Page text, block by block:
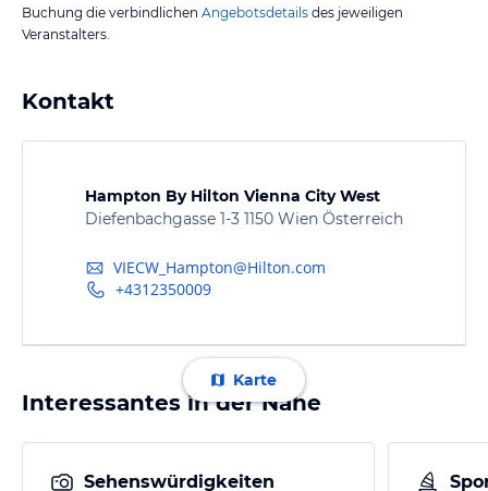
Buchung die verbindlichen Angebotsdetails des jeweiligen
Veranstalters.
Kontakt
Hampton By Hilton Vienna City West
Diefenbachgasse 1-3 1150 Wien Österreich
VIECW_Hampton@Hilton.com
+4312350009
Karte
Interessantes in der Nähe
Sehenswürdigkeiten